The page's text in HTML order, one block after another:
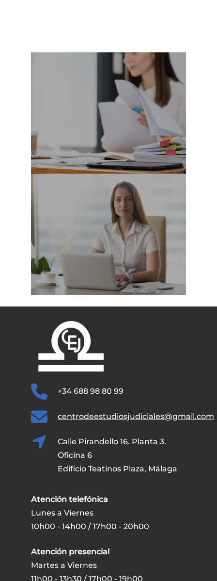
+34 688 98 80 99
centrodeestudiosjudiciales@gmail.com
Calle Pirandello 16. Planta 3.
Oficina 6
Edificio Teatinos Plaza, Málaga
Atención telefónica
Lunes a Viernes
10h00 - 14h00 / 17h00 - 20h00
Atención presencial
Martes a Viernes
11h00 - 13h30 / 17h00 - 19h00